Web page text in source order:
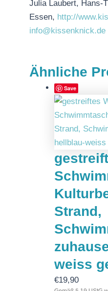
Julia Laubert, Hans-
Essen, http://
info@kissenknick.de
Ähnliche
Save
Strand,
weiss
€19,90